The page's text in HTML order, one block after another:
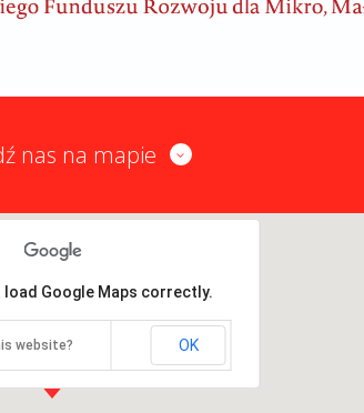
nas na mapie
load Google Maps correctly.
website? OK